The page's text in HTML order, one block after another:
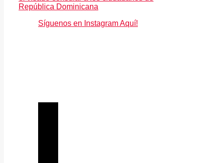
República Dominicana
Síguenos en Instagram Aquí!